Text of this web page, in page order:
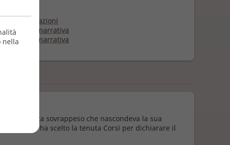
e relazioni
e narrativa
e narrativa
la ragazza sovrappeso che nascondeva la sua
metà e ha scelto la tenuta Corsi per dichiarare il
nella